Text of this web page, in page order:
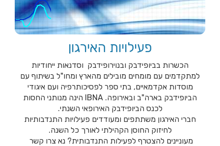
פעילויות האירגון
הכשרות בביופידבק ובנוירופידבק וסדנאות ייחודיות
למתקדמים עם מומחים מובילים מהארץ ומחו"ל בשיתוף עם
מוסדות אקדמאיים, בתי ספר לפסיכותרפיה ועם איגודי
הביופידבק בארה"ב ובאירופה. IBNA הינה מנותני החסות
לכנס הביופידבק האירופאי השנתי.
חברי האירגון משתתפים ומעודדים פעילויות התנדבותיות
לחיזוק החוסן הקהילתי לאורך כל השנה.
מעוניינים להצטרף לפעילות התנדבותית? נא צרו קשר
מכון ביוקשב - טיפול בגרייה
חשמלית tDCS בדיכאון,
אוטיזם, דיסלקציה, PTSD ו
ADHD
ביוקשב שמחה לבשר על הכנסת
טכנולוגיה חדשה לארגז הכלים
שלה: רכשנו מכשיר לגרייה